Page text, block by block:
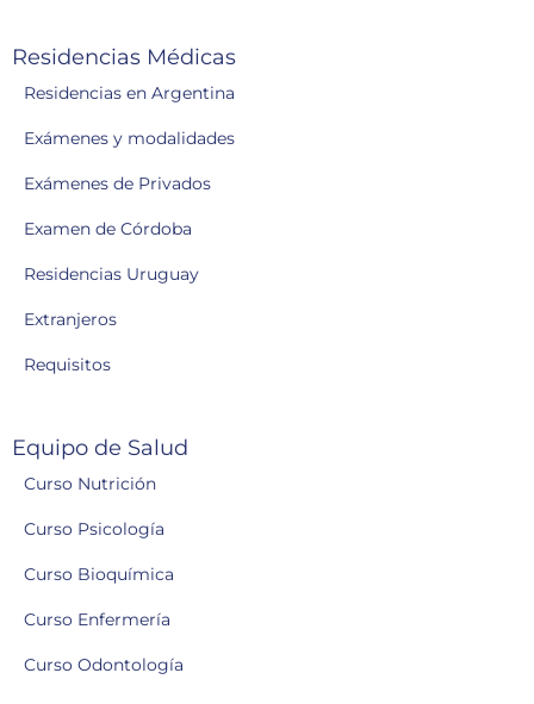
Residencias Médicas
Residencias en Argentina
Exámenes y modalidades
Exámenes de Privados
Examen de Córdoba
Residencias Uruguay
Extranjeros
Requisitos
Equipo de Salud
Curso Nutrición
Curso Psicología
Curso Bioquímica
Curso Enfermería
Curso Odontología